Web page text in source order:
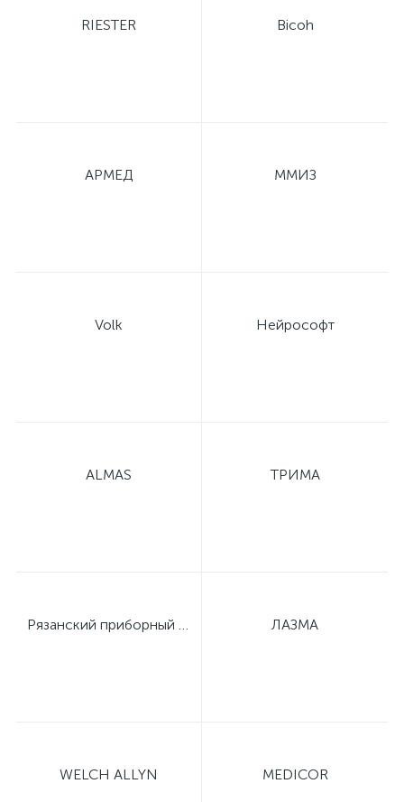
RIESTER Bicoh
АРМЕД ММИЗ
Volk Нейрософт
ALMAS ТРИМА
Рязанский приборный завод ЛАЗМА
WELCH ALLYN MEDICOR